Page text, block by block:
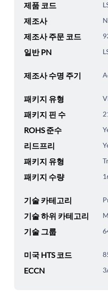
제품 코드
제조사
제조사 주문 코드
일반 PN
제조사 수명 주기
패키지 유형
패키지 핀 수
ROHS 준수
리드프리
패키지 유형
패키지 수량
기술 카테고리
기술 하위 카테고리
기술 그룹
미국 HTS 코드
ECCN